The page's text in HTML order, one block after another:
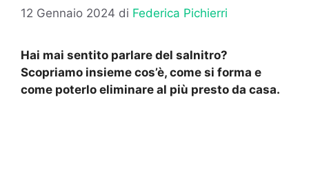
12 Gennaio 2024 di Federica Pichierri
Hai mai sentito parlare del salnitro?
Scopriamo insieme cos’è, come si forma e
come poterlo eliminare al più presto da casa.